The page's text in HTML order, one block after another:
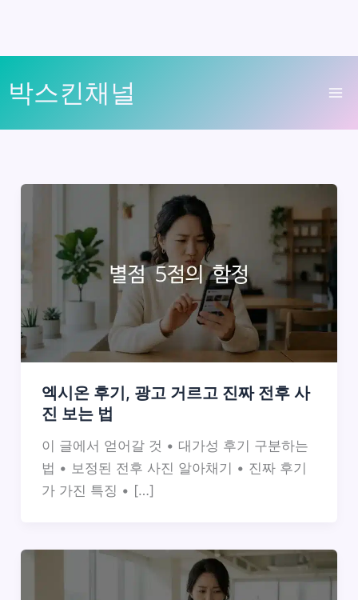
텐
로
박스킨채널
엑시온 후기, 광고 거르고 진짜 전후 사
진 보는 법
이 글에서 얻어갈 것 • 대가성 후기 구분하는
법 • 보정된 전후 사진 알아채기 • 진짜 후기
가 가진 특징 • […]